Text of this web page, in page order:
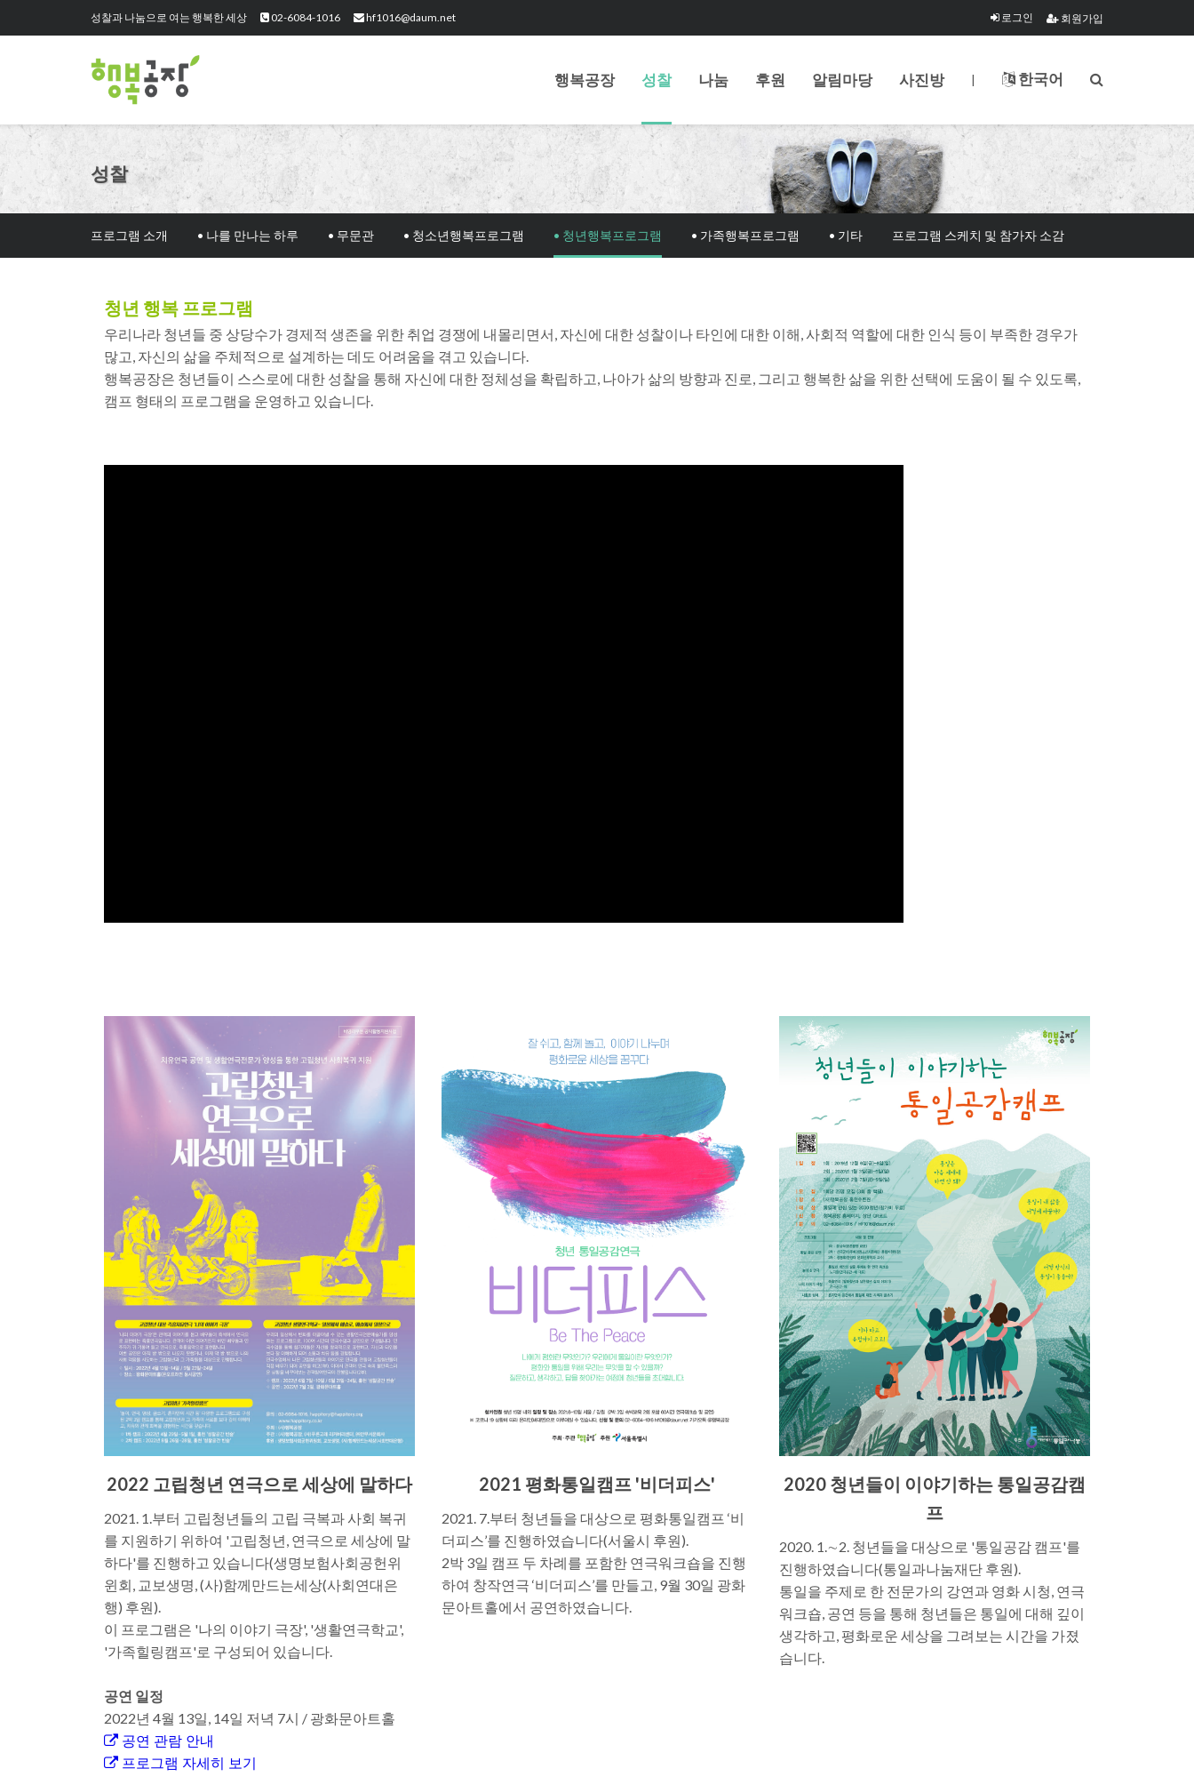
성찰과 나눔으로 여는 행복한 세상 02-6084-1016 hf1016@daum.net 로그인 회원가입
행복공장 성찰 나눔 후원 알림마당 사진방 | 한국어
성찰
프로그램 소개 • 나를 만나는 하루 • 무문관 • 청소년행복프로그램 • 청년행복프로그램 • 가족행복프로그램 • 기타 프로그램 스케치 및 참가자 소감
청년 행복 프로그램
우리나라 청년들 중 상당수가 경제적 생존을 위한 취업 경쟁에 내몰리면서, 자신에 대한 성찰이나 타인에 대한 이해, 사회적 역할에 대한 인식 등이 부족한 경우가
많고, 자신의 삶을 주체적으로 설계하는 데도 어려움을 겪고 있습니다.
행복공장은 청년들이 스스로에 대한 성찰을 통해 자신에 대한 정체성을 확립하고, 나아가 삶의 방향과 진로, 그리고 행복한 삶을 위한 선택에 도움이 될 수 있도록,
캠프 형태의 프로그램을 운영하고 있습니다.
2022 고립청년 연극으로 세상에 말하다
2021. 1.부터 고립청년들의 고립 극복과 사회 복귀
를 지원하기 위하여 '고립청년, 연극으로 세상에 말
하다'를 진행하고 있습니다(생명보험사회공헌위
윈회, 교보생명, (사)함께만드는세상(사회연대은
행) 후원).
이 프로그램은 '나의 이야기 극장', '생활연극학교',
'가족힐링캠프'로 구성되어 있습니다.
공연 일정
2022년 4월 13일, 14일 저녁 7시 / 광화문아트홀
공연 관람 안내
프로그램 자세히 보기
2021 평화통일캠프 '비더피스'
2021. 7.부터 청년들을 대상으로 평화통일캠프 ‘비
더피스’를 진행하였습니다(서울시 후원).
2박 3일 캠프 두 차례를 포함한 연극워크숍을 진행
하여 창작연극 ‘비더피스’를 만들고, 9월 30일 광화
문아트홀에서 공연하였습니다.
2020 청년들이 이야기하는 통일공감캠
프
2020. 1.∼2. 청년들을 대상으로 '통일공감 캠프'를
진행하였습니다(통일과나눔재단 후원).
통일을 주제로 한 전문가의 강연과 영화 시청, 연극
워크숍, 공연 등을 통해 청년들은 통일에 대해 깊이
생각하고, 평화로운 세상을 그려보는 시간을 가졌
습니다.